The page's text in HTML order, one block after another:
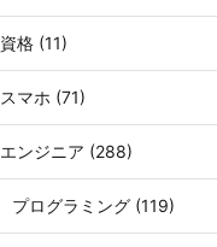
資格 (11)
スマホ (71)
エンジニア (288)
プログラミング (119)